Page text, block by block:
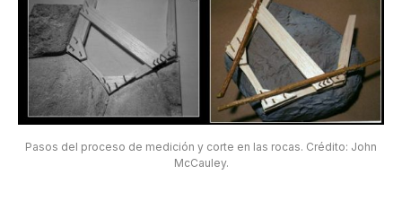
Pasos del proceso de medición y corte en las rocas. Crédito: John
McCauley.